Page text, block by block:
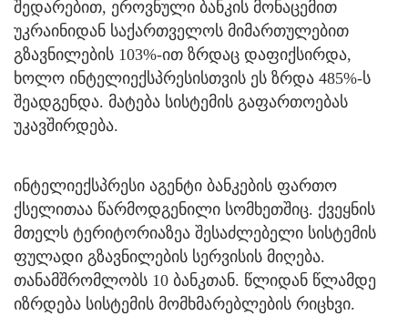
შედარებით, ეროვნული ბანკის მონაცემით
უკრაინიდან საქართველოს მიმართულებით
გზავნილების 103%-ით ზრდაც დაფიქსირდა,
ხოლო ინტელიექსპრესისთვის ეს ზრდა 485%-ს
შეადგენდა. მატება სისტემის გაფართოებას
უკავშირდება.
ინტელიექსპრესი აგენტი ბანკების ფართო
ქსელითაა წარმოდგენილი სომხეთშიც. ქვეყნის
მთელს ტერიტორიაზეა შესაძლებელი სისტემის
ფულადი გზავნილების სერვისის მიღება.
თანამშრომლობს 10 ბანკთან. წლიდან წლამდე
იზრდება სისტემის მომხმარებლების რიცხვი.